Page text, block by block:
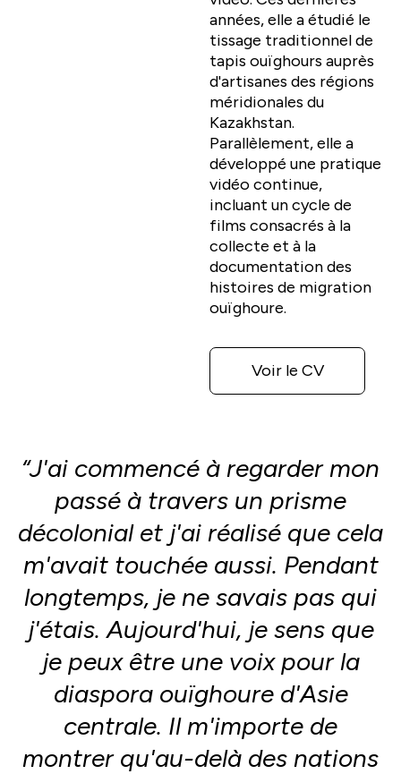
années, elle a étudié le
tissage traditionnel de
tapis ouïghours auprès
d'artisanes des régions
méridionales du
Kazakhstan.
Parallèlement, elle a
développé une pratique
vidéo continue,
incluant un cycle de
films consacrés à la
collecte et à la
documentation des
histoires de migration
ouïghoure.
Voir le CV
“J'ai commencé à regarder mon
passé à travers un prisme
décolonial et j'ai réalisé que cela
m'avait touchée aussi. Pendant
longtemps, je ne savais pas qui
j'étais. Aujourd'hui, je sens que
je peux être une voix pour la
diaspora ouïghoure d'Asie
centrale. Il m'importe de
montrer qu'au-delà des nations